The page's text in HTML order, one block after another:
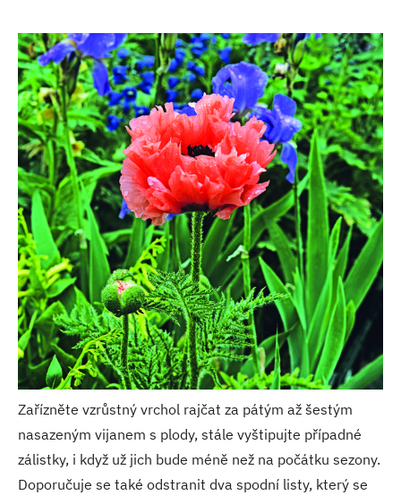
Zařízněte vzrůstný vrchol rajčat za pátým až šestým
nasazeným vijanem s plody, stále vyštipujte případné
zálistky, i když už jich bude méně než na počátku sezony.
Doporučuje se také odstranit dva spodní listy, který se